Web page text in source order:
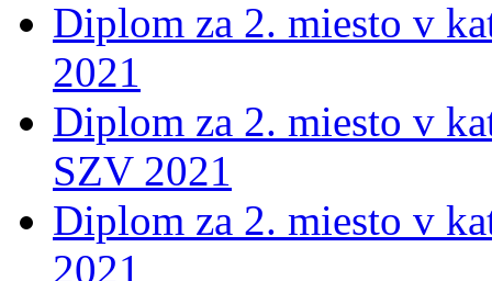
Diplom za 2. miesto v
2021
Diplom za 2. miesto v
SZV 2021
Diplom za 2. miesto v
2021